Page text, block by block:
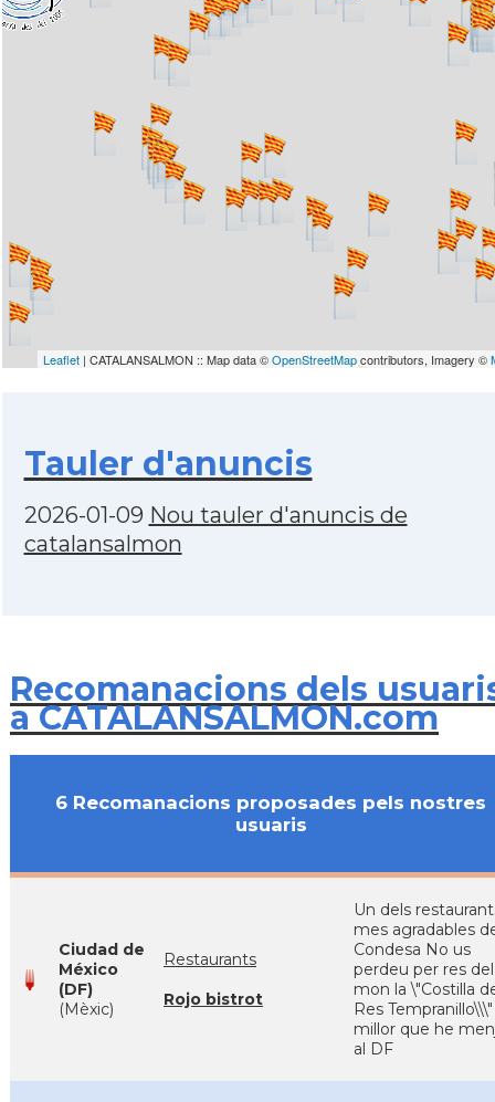
Leaflet | CATALANSALMON :: Map data ©OpenStreetMapcontributors, Imagery ©
Tauler d'anuncis
2026-01-09 Nou tauler d'anuncis de
catalansalmon
Recomanacions dels
a CATALANSALMON.com
6 Recomanacions proposades pels nostres
usuaris
Ciudad de
México
(DF)
(Mèxic)
Restaurants
Rojo bistrot
Un dels
mes agradables
Condesa No us
perdeu per res del
mon la \"Costilla
Res
millor que he
al DF